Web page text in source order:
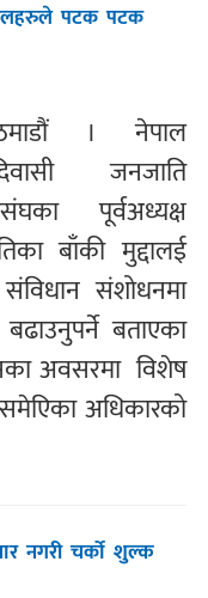
पटक पटक
। नेपाल
जनजाति
पूर्वअध्यक्ष
बाँकी मुद्दालई
संशोधनमा
बताएका
अवसरमा विशेष
अधिकारको
नगरी चर्को शुल्क